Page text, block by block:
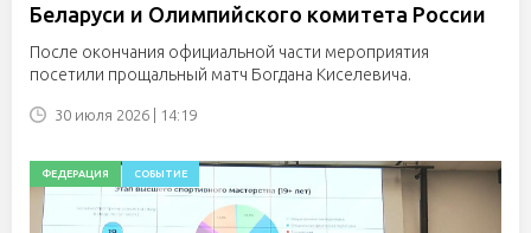
Беларуси и Олимпийского комитета России
После окончания официальной части мероприятия
посетили прощальный матч Богдана Киселевича.
30 июля 2026 | 14:19
ФЕДЕРАЦИЯ СОБЫТИЕ